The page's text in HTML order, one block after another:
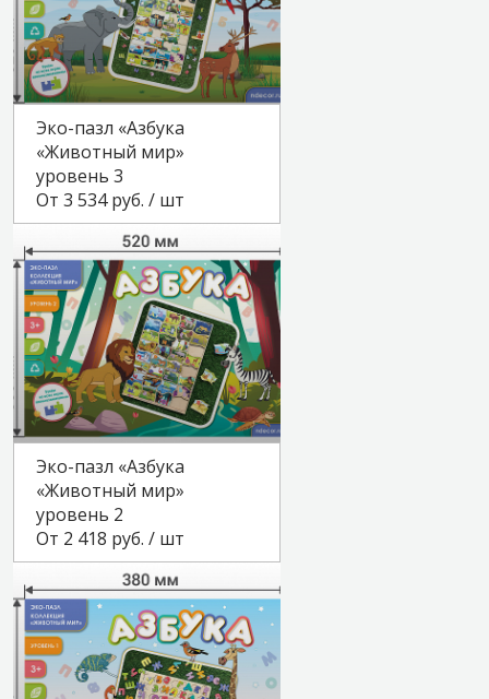
Эко-пазл «Азбука
«Животный мир»
уровень 3
От 3 534 руб. / шт
Эко-пазл «Азбука
«Животный мир»
уровень 2
От 2 418 руб. / шт